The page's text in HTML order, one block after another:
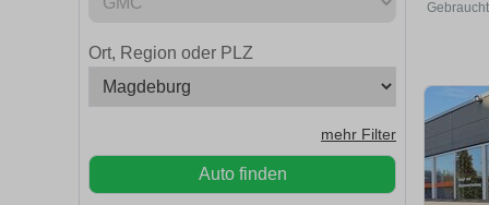
Ort, Region oder PLZ
mehr Filter
Auto finden